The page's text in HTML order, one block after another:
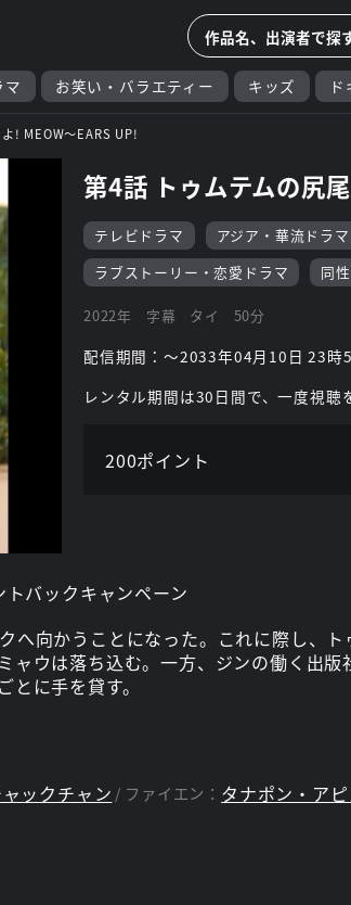
マ お笑い・バラエティー キッズ
! MEOW～EARS UP!
第4話 トゥムテムの尻尾
テレビドラマ アジア・華流ドラマ
ラブストーリー・恋愛ドラマ
同
2022年 字幕 タイ 50分
配信期間：～2033年04月10日 23時
レンタル期間は30日間で、一度視聴
200ポイント
向かうことになった。これに際し、
ウは落ち込む。一方、ジンの働く出
に手を貸す。
ックチャン ファイエン： タナポン・ア